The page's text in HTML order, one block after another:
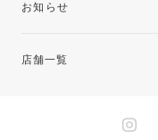
お知らせ
店舗一覧